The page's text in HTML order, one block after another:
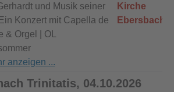
und Musik seiner
Konzert mit Capella de
& Orgel | OL
Kirche
Ebersbach
Trinitatis, 04.10.2026